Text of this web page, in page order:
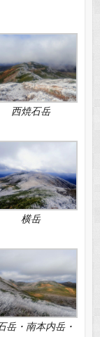
西焼石岳
横岳
岳・南本内岳・